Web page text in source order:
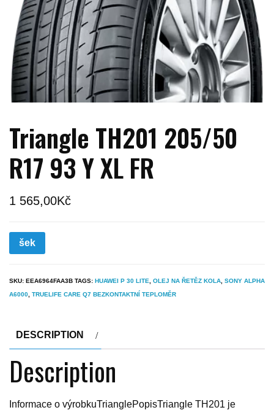
Triangle TH201 205/50
R17 93 Y XL FR
1 565,00Kč
šek
SKU: EEA6964FAA3B TAGS: HUAWEI P 30 LITE OLEJ NA ŘETĚZ KOLA SONY ALPHA
A6000 TRUELIFE CARE Q7 BEZKONTAKTNÍ TEPLOMĚR
DESCRIPTION
Description
Informace o výrobkuTrianglePopisTriangle TH201 je